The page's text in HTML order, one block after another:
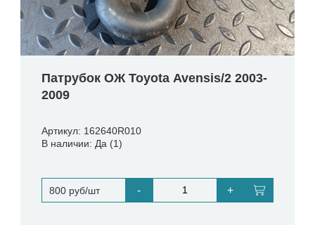
Патрубок ОЖ Toyota Avensis/2 2003-
2009
Артикул: 162640R010
В наличии: Да (1)
800 руб/шт - +